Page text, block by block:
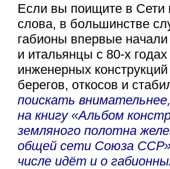
Если вы поищите в Сети
слова, в большинстве
габионы впервые
и итальянцы с 80-х
инженерных
берегов, откосов и
поискать
на книгу «Альбом
земляного полотна
общей сети Союза
числе идёт и о